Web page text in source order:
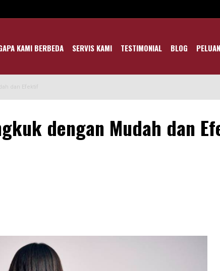
KAMI BERBEDA SERVIS KAMI TESTIMONIAL BLOG
dan Efektif
dengan Mudah dan